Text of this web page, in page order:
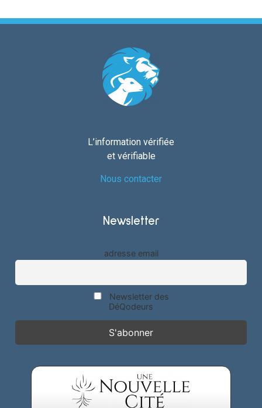
L’information vérifiée
et vérifiable
Nous contacter
Newsletter
adresse email
Newsletter des
DéQodeurs